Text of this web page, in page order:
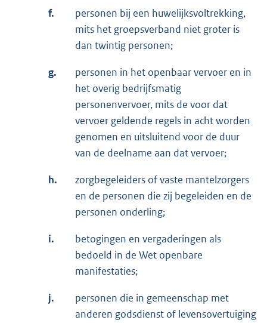
f.
personen bij een huwelijksvoltrekking,
mits het groepsverband niet groter is
dan twintig personen;
g.
personen in het openbaar vervoer en in
het overig bedrijfsmatig
personenvervoer, mits de voor dat
vervoer geldende regels in acht worden
genomen en uitsluitend voor de duur
van de deelname aan dat vervoer;
h.
zorgbegeleiders of vaste mantelzorgers
en de personen die zij begeleiden en de
personen onderling;
i.
betogingen en vergaderingen als
bedoeld in de Wet openbare
manifestaties;
j.
personen die in gemeenschap met
anderen godsdienst of levensovertuiging